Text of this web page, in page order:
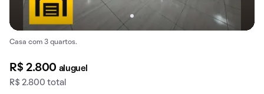
Casa com 3 quartos.
R$ 2.800 aluguel
R$ 2.800 total